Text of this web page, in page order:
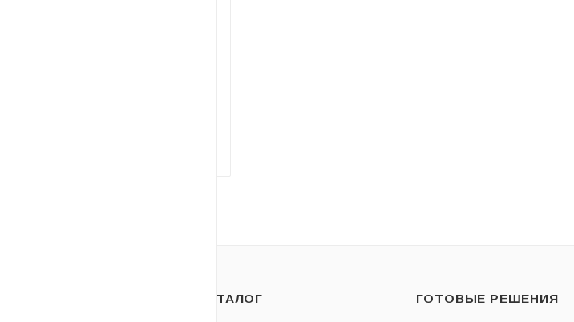
КАТАЛОГ ГОТОВЫЕ РЕШЕНИЯ